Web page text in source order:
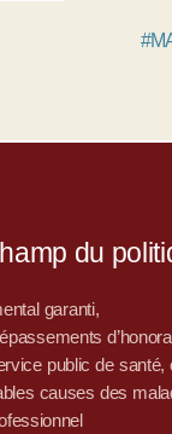
du
garanti,
public de santé,
causes des